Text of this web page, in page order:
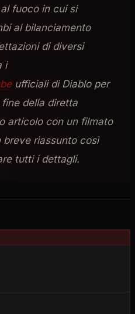
fuoco in cui si
al bilanciamento
di diversi
i
ufficiali di Diablo per
della diretta
articolo con un filmato
breve riassunto così
tutti i dettagli.